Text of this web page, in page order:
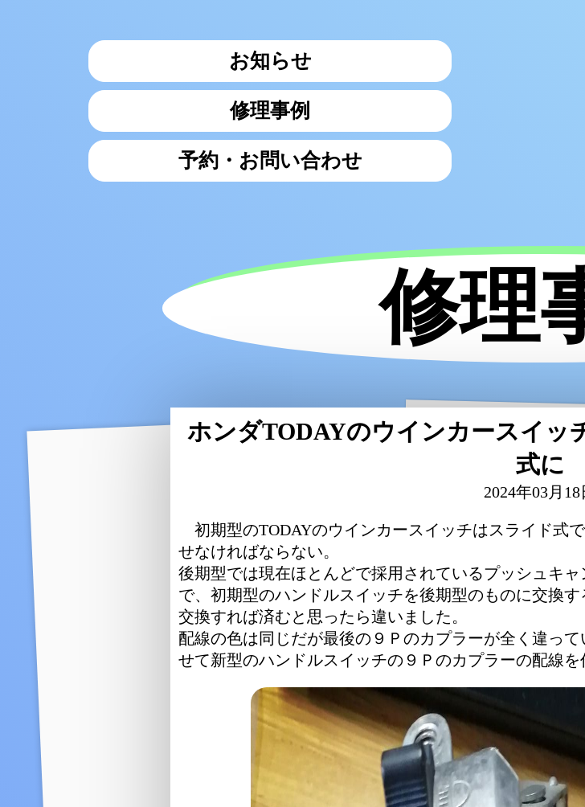
お知らせ
修理事例
予約・お問い合わせ
修理
ホンダTODAYのウインカースイッ
式に
2024年03月18
初期型のTODAYのウインカースイッチはスライド式
せなければならない。
後期型では現在ほとんどで採用されているプッシュキ
で、初期型のハンドルスイッチを後期型のものに交換す
交換すれば済むと思ったら違いました。
配線の色は同じだが最後の９Ｐのカプラーが全く違っ
せて新型のハンドルスイッチの９Ｐのカプラーの配線を